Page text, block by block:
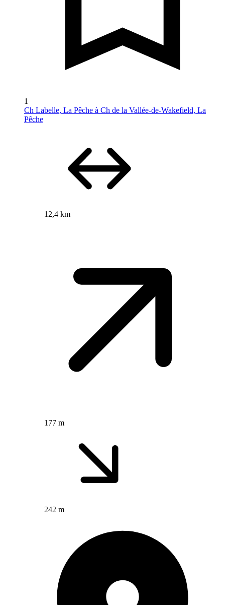
1
Ch Labelle, La Pêche à Ch de la Vallée-de-Wakefield, La
Pêche
12,4 km
177 m
242 m